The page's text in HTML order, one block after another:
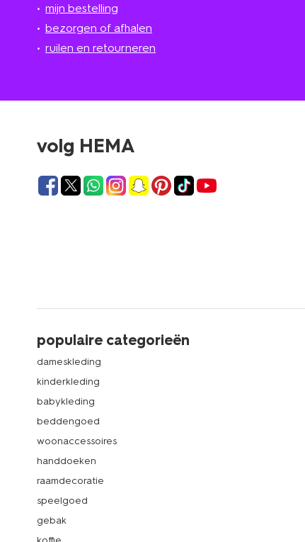
mijn bestelling
bezorgen of afhalen
ruilen en retourneren
volg HEMA
populaire categorieën
dameskleding
kinderkleding
babykleding
beddengoed
woonaccessoires
handdoeken
raamdecoratie
speelgoed
gebak